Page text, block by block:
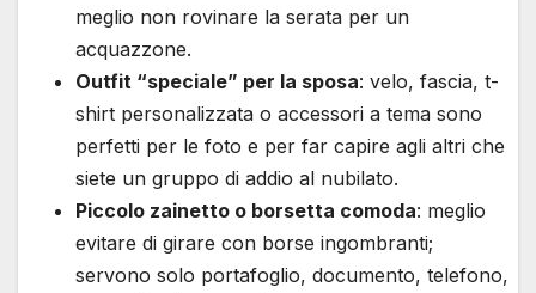
meglio non rovinare la serata per un
acquazzone.
Outfit “speciale” per la sposa: velo, fascia, t-
shirt personalizzata o accessori a tema sono
perfetti per le foto e per far capire agli altri che
siete un gruppo di addio al nubilato.
Piccolo zainetto o borsetta comoda: meglio
evitare di girare con borse ingombranti;
servono solo portafoglio, documento, telefono,